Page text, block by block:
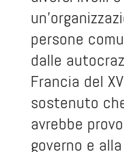
persone
dalle
Francia del
sostenuto
avrebbe
governo e